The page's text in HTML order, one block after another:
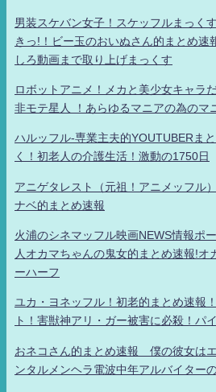
男装スケバン女子！スケッフルまっく
きっ!！ビー玉のおいぬさん的まとめ
しろ動画まで取り上げまっくす
ロボットアニメ！メカと美少女キャラ
非モテ星人 ！あらゆるマニアの為のマ
ハルッフル-専業主夫的YOUTUBERま
く！初老人の介護生活！激動の1750日
アニゲタレスト（元祖！アニメッフル
ナベ的まとめ速報
火浦のシネマッフル映画NEWS情報ポ
人オカマちゃんの鬼女的まとめ速報!オ
ーハーフ
ユカ・ヨネッフル！初老的まとめ速報
ト！害獣神アリ・ガー被害に必殺！パ
おネコさん的まとめ速報 僕の彼女は
ンタルメンヘラ電波中年アルバイター